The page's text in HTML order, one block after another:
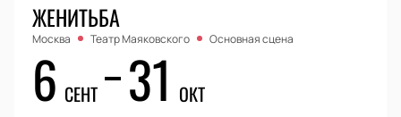
ЖЕНИТЬБА
Москва Театр Маяковского Основная сцена
6 СЕНТ 31 ОКТ